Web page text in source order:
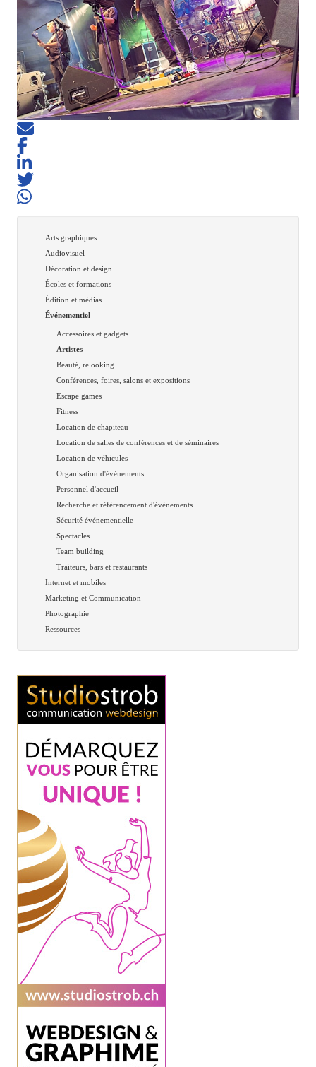
Arts graphiques
Audiovisuel
Décoration et design
Écoles et formations
Édition et médias
Événementiel
Accessoires et gadgets
Artistes
Beauté, relooking
Conférences, foires, salons et expositions
Escape games
Fitness
Location de chapiteau
Location de salles de conférences et de séminaires
Location de véhicules
Organisation d'événements
Personnel d'accueil
Recherche et référencement d'événements
Sécurité événementielle
Spectacles
Team building
Traiteurs, bars et restaurants
Internet et mobiles
Marketing et Communication
Photographie
Ressources